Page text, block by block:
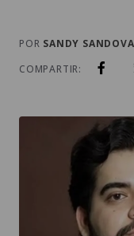
POR SANDY
COMPARTIR: